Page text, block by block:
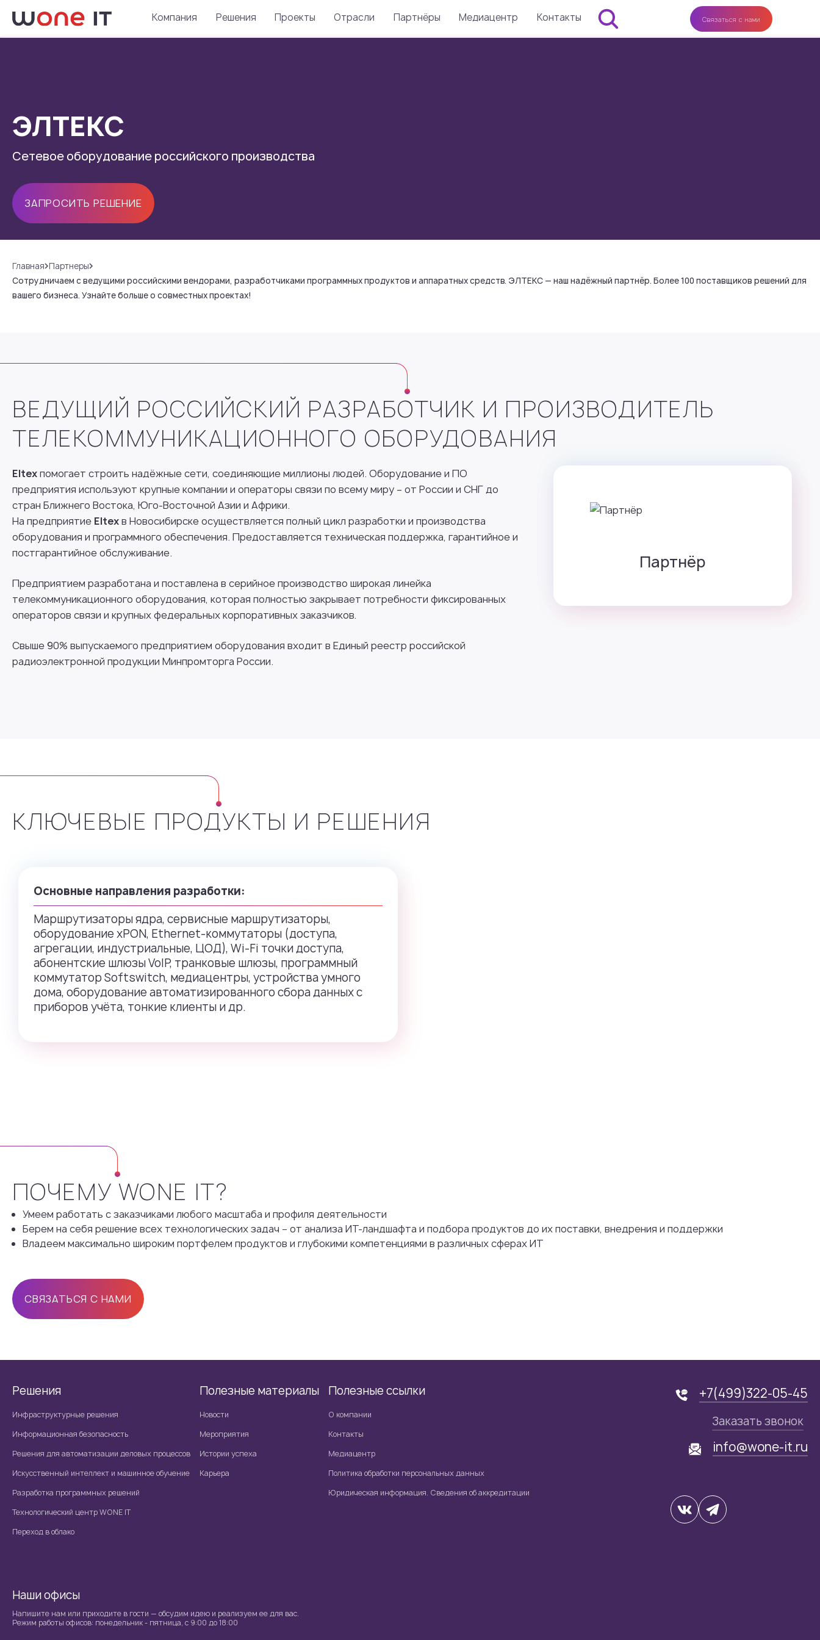
Компания Решения Проекты Отрасли Партнёры Медиацентр Контакты Связаться с нами
ЭЛТЕКС
Сетевое оборудование российского производства
ЗАПРОСИТЬ РЕШЕНИЕ
Главная Партнеры
Сотрудничаем с ведущими российскими вендорами, разработчиками программных продуктов и аппаратных средств. ЭЛТЕКС — наш надёжный партнёр. Более 100 поставщиков решений для
вашего бизнеса. Узнайте больше о совместных проектах!
ВЕДУЩИЙ РОССИЙСКИЙ РАЗРАБОТЧИК И ПРОИЗВОДИТЕЛЬ
ТЕЛЕКОММУНИКАЦИОННОГО ОБОРУДОВАНИЯ
Eltexпомогает строить надёжные сети, соединяющие миллионы людей. Оборудование и ПО
предприятия используют крупные компании и операторы связи по всему миру – от России и СНГ до
стран Ближнего Востока, Юго-Восточной Азии и Африки.
На предприятие Eltexв Новосибирске осуществляется полный цикл разработки и производства
оборудования и программного обеспечения. Предоставляется техническая поддержка, гарантийное и
постгарантийное обслуживание.
Предприятием разработана и поставлена в серийное производство широкая линейка
телекоммуникационного оборудования, которая полностью закрывает потребности фиксированных
операторов связи и крупных федеральных корпоративных заказчиков.
Свыше 90% выпускаемого предприятием оборудования входит в Единый реестр российской
радиоэлектронной продукции Минпромторга России.
Партнёр
КЛЮЧЕВЫЕ ПРОДУКТЫ И РЕШЕНИЯ
Основные направления разработки:
Маршрутизаторы ядра, сервисные маршрутизаторы,
оборудование xPON, Ethernet-коммутаторы (доступа,
агрегации, индустриальные, ЦОД), Wi-Fi точки доступа,
абонентские шлюзы VoIP, транковые шлюзы, программный
коммутатор Softswitch, медиацентры, устройства умного
дома, оборудование автоматизированного сбора данных с
приборов учёта, тонкие клиенты и др.
ПОЧЕМУ WONE IT?
Умеем работать с заказчиками любого масштаба и профиля деятельности
Берем на себя решение всех технологических задач − от анализа ИТ-ландшафта и подбора продуктов до их поставки, внедрения и поддержки
Владеем максимально широким портфелем продуктов и глубокими компетенциями в различных сферах ИТ
СВЯЗАТЬСЯ С НАМИ
Решения
Инфраструктурные решения
Информационная безопасность
Решения для автоматизации деловых процессов
Искусственный интеллект и машинное обучение
Разработка программных решений
Технологический центр WONE IT
Переход в облако
Полезные материалы
Новости
Мероприятия
Истории успеха
Карьера
Полезные ссылки
О компании
Контакты
Медиацентр
Политика обработки персональных данных
Юридическая информация. Сведения об аккредитации
+7(499)322-05-45
Заказать звонок
info@wone-it.ru
Наши офисы
Напишите нам или приходите в гости — обсудим идею и реализуем ее для вас.
Режим работы офисов: понедельник - пятница, с 9:00 до 18:00